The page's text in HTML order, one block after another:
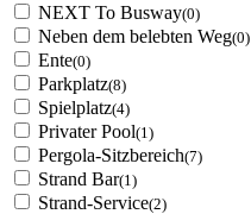
NEXT To Busway(0)
Neben dem belebten Weg(0)
Ente(0)
Parkplatz(8)
Spielplatz(4)
Privater Pool(1)
Pergola-Sitzbereich(7)
Strand Bar(1)
Strand-Service(2)